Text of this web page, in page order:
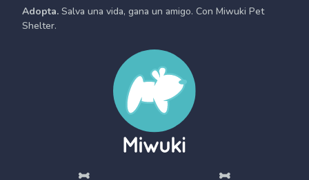
Adopta. Salva una vida, gana un amigo. Con Miwuki Pet
Shelter.